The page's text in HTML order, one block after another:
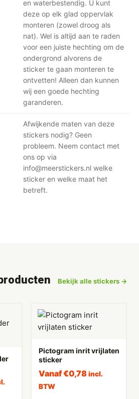
en waterbestendig. U kunt
deze op elk glad oppervlak
monteren (zowel droog als
nat). Wel is altijd aan te raden
voor een juiste hechting om de
ondergrond alvorens de
sticker te gaan monteren te
ontvetten! Alleen dan kunnen
wij een goede hechting
garanderen.
Afwijkende maten van deze
stickers nodig? Geen
probleem. Neem contact met
ons op via
info@meerstickers.nl welke
sticker en welke maat het
betreft.
Bekijk alle stickers →
Pictogram inrit vrijlaten
sticker
Vanaf€0,78 incl.
BTW